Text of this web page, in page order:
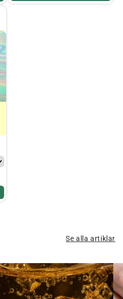
Se alla artiklar